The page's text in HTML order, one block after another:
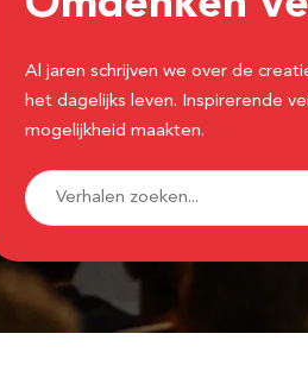
Al jaren schrijven we over de
het dagelijks leven. Inspirerende
mogelijkheid maakten.